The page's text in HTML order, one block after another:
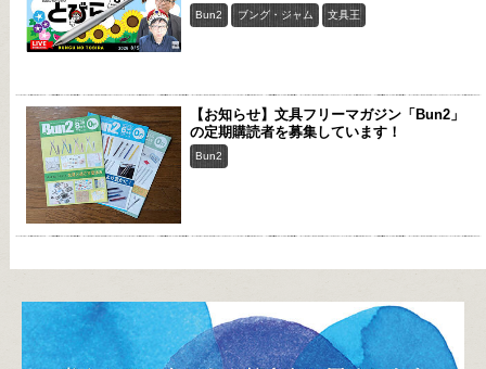
Bun2 ブング・ジャム 文具王
【お知らせ】文具フリーマガジン「Bun2」
の定期購読者を募集しています！
Bun2